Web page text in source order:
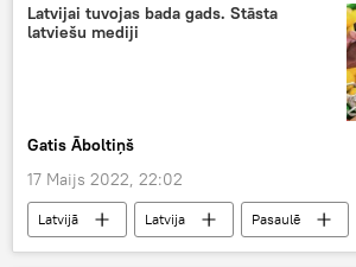
Latvijai tuvojas bada gads. Stāsta
latviešu mediji
Gatis Āboltiņš
17 Maijs 2022, 22:02
Latvijā Latvija
Pasaulē
Ekonomika
lauksaimniecība